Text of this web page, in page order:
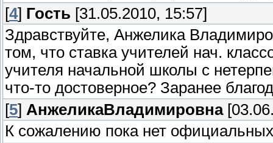
[4] Гость [31.05.2010, 15:57]
Здравствуйте, Анжелика
том, что ставка учителей нач.
учителя начальной школы с
что-то достоверное? Заранее
[5] АнжеликаВладимировна
К сожалению пока нет